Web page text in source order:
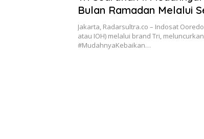
Bulan Ramadan Melalui
Jakarta, Radarsultra.co – Indosat
atau IOH) melalui brand Tri,
#MudahnyaKebaikan…